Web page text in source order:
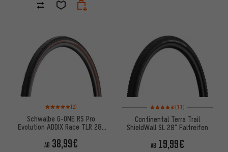
Bewertungen: 5 von 5 basierend auf 2 Bewertungen
(2)
Schwalbe G-ONE RS Pro
Evolution ADDIX Race TLR 28"
AB 38,99€
Bewertungen: 4,5 von 5
(11)
Continental Terra Trail
ShieldWall SL 28" Faltreifen
AB 19,99€